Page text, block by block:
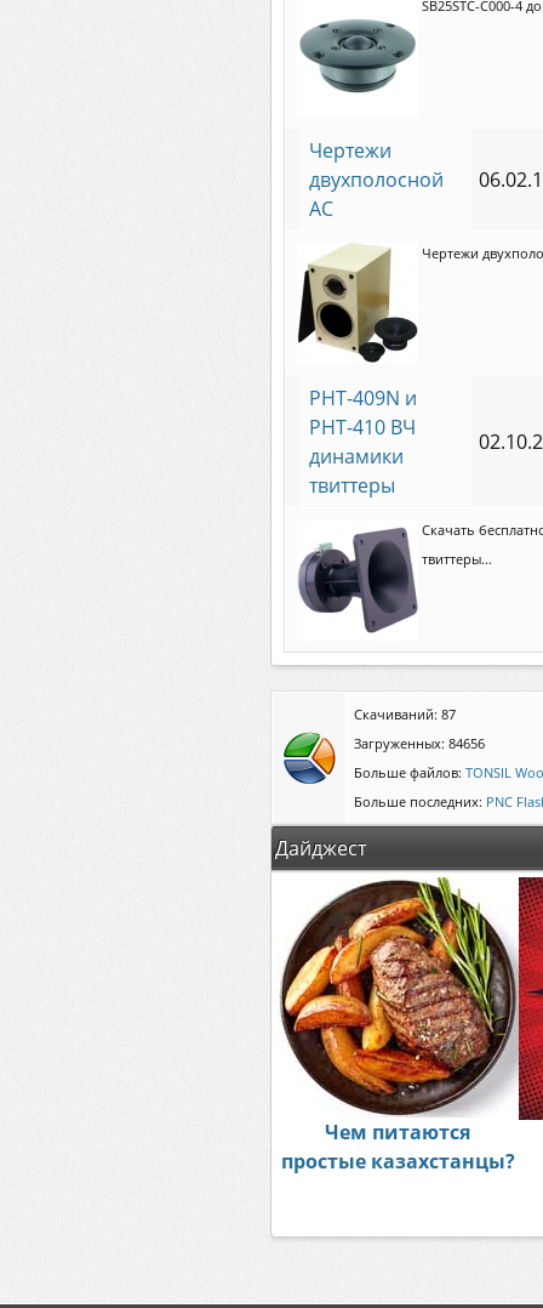
SB25STC-C000-4
Чертежи
двухполосной
АС
Чертежи
PHT-409N и
PHT-410 ВЧ
динамики
твиттеры
Скачать
твиттеры...
Скачиваний: 87
Загруженных: 84656
Больше файлов: TONSIL
Больше последних: PNC
Дайджест
Чем питаются
простые казахстанцы?